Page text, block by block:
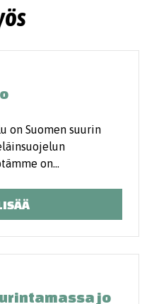
on Suomen suurin
on…
jo